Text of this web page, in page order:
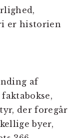
er historien
af
der foregår
byer,